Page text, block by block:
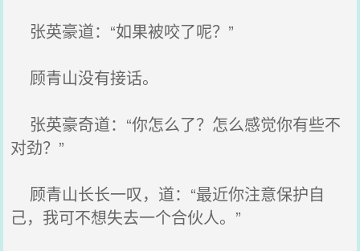
张英豪道：“如果被咬了呢？”
顾青山没有接话。
张英豪奇道：“你怎么了？怎么感觉你有些不
对劲？”
顾青山长长一叹，道：“最近你注意保护自
己，我可不想失去一个合伙人。”